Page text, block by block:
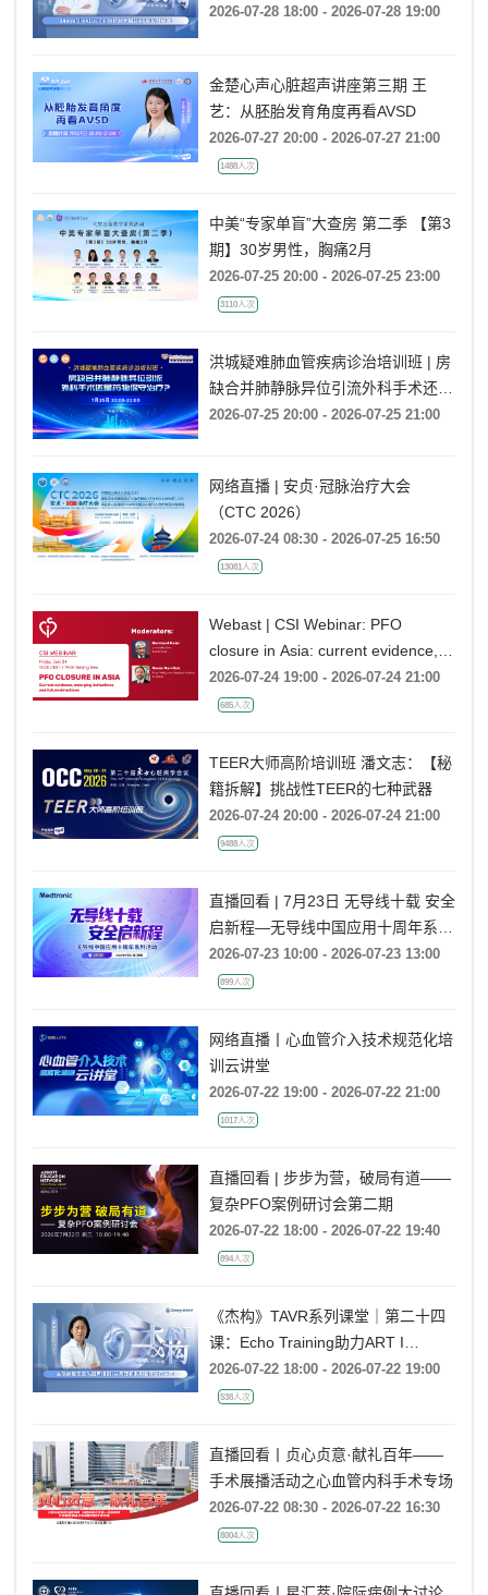
TF 治疗超大瓣环AR的实战经验》
2026-07-28 18:00 - 2026-07-28 19:00
金楚心声心脏超声讲座第三期 王
艺：从胚胎发育角度再看AVSD
2026-07-27 20:00 - 2026-07-27 21:00
1488人次
中美“专家单盲”大查房 第二季 【第3
期】30岁男性，胸痛2月
2026-07-25 20:00 - 2026-07-25 23:00
3110人次
洪城疑难肺血管疾病诊治培训班 | 房
缺合并肺静脉异位引流外科手术还是
药物保守治疗?
2026-07-25 20:00 - 2026-07-25 21:00
网络直播 | 安贞·冠脉治疗大会
（CTC 2026）
2026-07-24 08:30 - 2026-07-25 16:50
13081人次
Webast | CSI Webinar: PFO
closure in Asia: current evidence,
emerging indications and future
directions
2026-07-24 19:00 - 2026-07-24 21:00
685人次
TEER大师高阶培训班 潘文志：【秘
籍拆解】挑战性TEER的七种武器
2026-07-24 20:00 - 2026-07-24 21:00
9488人次
直播回看 | 7月23日 无导线十载 安全
启新程—无导线中国应用十周年系列
活动
2026-07-23 10:00 - 2026-07-23 13:00
899人次
网络直播丨心血管介入技术规范化培
训云讲堂
2026-07-22 19:00 - 2026-07-22 21:00
1017人次
直播回看 | 步步为营，破局有道——
复杂PFO案例研讨会第二期
2026-07-22 18:00 - 2026-07-22 19:40
894人次
《杰构》TAVR系列课堂｜第二十四
课：Echo Training助力ART I
Rebecca T. Hahn教授《主动脉瓣反
流的超声培训：从病理机制到临床诊
2026-07-22 18:00 - 2026-07-22 19:00
538人次
直播回看丨贞心贞意·献礼百年——
手术展播活动之心血管内科手术专场
2026-07-22 08:30 - 2026-07-22 16:30
8004人次